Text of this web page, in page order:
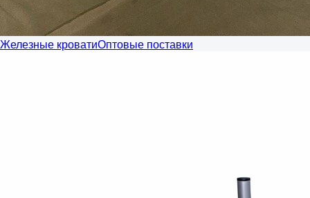
Железные кроватиОптовые поставки